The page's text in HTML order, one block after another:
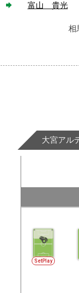
富山 貴光
大宮アル
SetPlay